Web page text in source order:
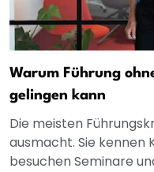
Warum Führung
gelingen kann
Die meisten
ausmacht. Sie kennen
besuchen Seminare